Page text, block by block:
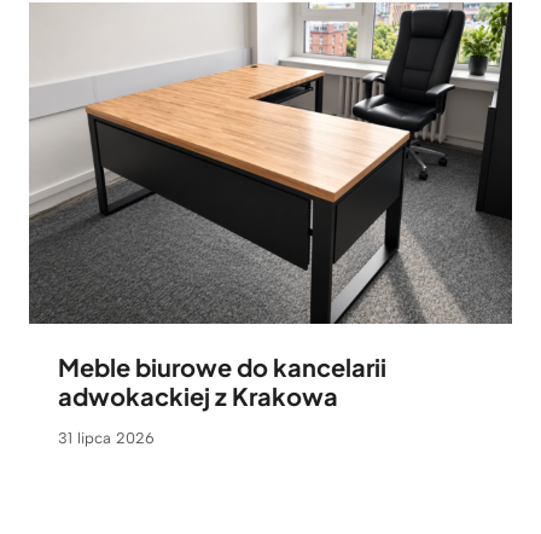
Meble biurowe do kancelarii
adwokackiej z Krakowa
31 lipca 2026